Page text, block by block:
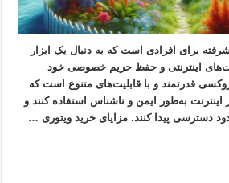
برای افرادی است که به دنبال یک ابزار
اینترنتی و حفظ حریم خصوصی خود
قدرتمند و با قابلیت‌های متنوع است که
اینترنت به‌طور ایمن و ناشناس استفاده کنند و
دسترسی پیدا کنند. مزایای خرید ویتوری …